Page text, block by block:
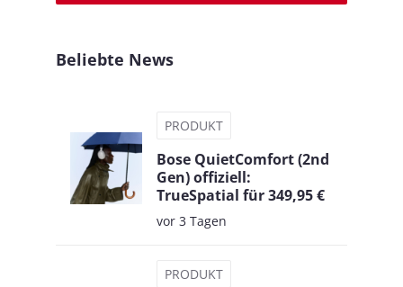
Beliebte News
PRODUKT
Bose QuietComfort (2nd
Gen) offiziell:
TrueSpatial für 349,95 €
vor 3 Tagen
PRODUKT